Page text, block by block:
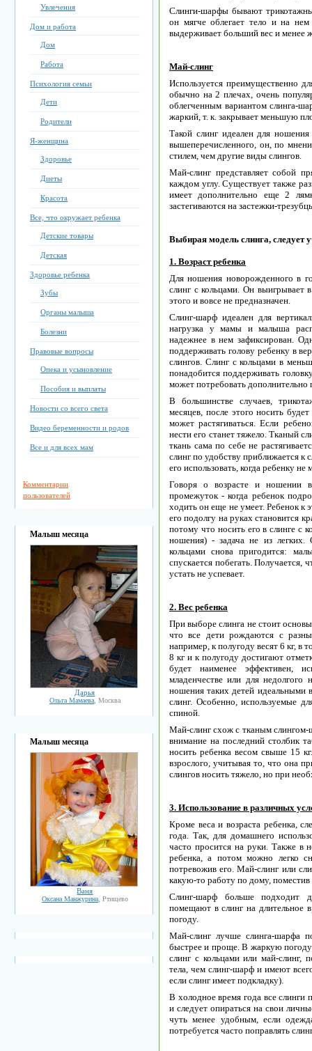
Увлечения
Дом и работа
Дом
Работа
Психология семьи
Дети
Родители
Я-женщина
Здоровье
Диеты
Красота
Все, что окружает ребенка
Детские товары
Детская
Здоровье ребенка
Зубы
Органы малыша
Болезни
Правовые вопросы
Опека и усыновление
Пособия и выплаты
Новости со всего света
Видео беременности и родов
Все и для всех мам
Комментарии
пользователей
Малыш месяца
Дарья
Ольга Мамаева , Москва
Малыш месяца
Ваня
Оксана Манжурина, Ртищево
Слинги-шарфы бывают
он мягче облегает тело и на
выдерживает больший вес и менее
Май-слинг
Используется преимущественно
обычно на 2 плечах, очень
облегченным вариантом слинга-
жаркий, т. к. закрывает меньшую
Такой слинг идеален для
вышеперечисленного, он, по
стилем, чем другие виды слингов.
Май-слинг представляет собой
каждом углу. Существует также
имеет дополнительно еще 2
застегиваются на застежки-
Выбирая модель слинга,
1. Возраст ребенка
Для ношения новорожденного в
слинг с кольцами. Он выигрывает
этого и вовсе не предназначен.
Слинг-шарф идеален для
нагрузка у мамы и малыша
надежнее в нем зафиксирован.
поддерживать голову ребенку в
слингов. Слинг с кольцами в
понадобится поддерживать
может потребовать дополнительно
В большинстве случаев,
месяцев, после этого носить
может растягиваться. Если
нести его станет тяжело. Тканый
ткань сама по себе не
слинг по удобству приближается к
его использовать, когда ребенку не
Говоря о возрасте и ношении
промежуток - когда ребенок
ходить он еще не умеет. Ребенок к
его подолгу на руках становится
потому что носить его в слинге с
ношения) - задача не из легких.
кольцами снова пригодится:
спускается побегать. Получается,
устать не успевает.
2. Вес ребенка
При выборе слинга не стоит
что все дети рождаются с
например, к полугоду весят 6 кг, в
8 кг и к полугоду достигают
будет наименее эффективен,
младенчестве или для
ношения таких детей идеальными
слинг. Особенно, используемые
спиной.
Май-слинг схож с тканым
внимание на последний столбик
носить ребенка весом свыше 15
взрослого, учитывая то, что она
слингов носить тяжело, но при
3. Использование в различных
Кроме веса и возраста ребенка,
года. Так, для домашнего
часто просится на руки. Также в
ребенка, а потом можно легко
потревожив его. Май-слинг или
какую-то работу по дому, поместив
Слинг-шарф больше подходит
помещают в слинг на длительное
погоду.
Май-слинг лучше слинга-шарфа
быстрее и проще. В жаркую
слинг с кольцами или май-
тела, чем слинг-шарф и имеют
если слинг имеет подкладку).
В холодное время года все слинги
и следует опираться на свои
чуть менее удобным, если
потребуется часто поправлять